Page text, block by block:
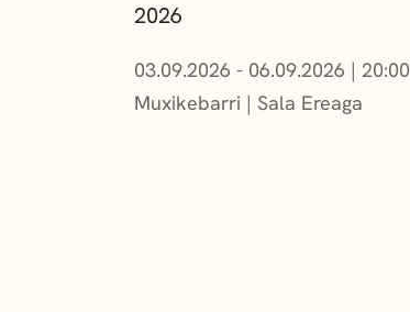
2026
03.09.2026 - 06.09.2026 | 20:00
Muxikebarri | Sala Ereaga